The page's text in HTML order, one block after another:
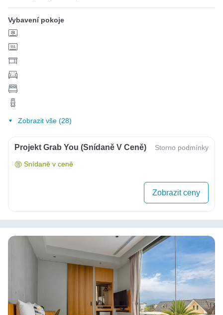
Vybavení pokoje
Zobrazit vše (28)
Projekt Grab You (snídaně V Ceně) Storno podmínky
Snídaně v ceně
Zobrazit ceny